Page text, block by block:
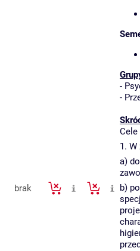
brak
-
-
1.
a)
b)